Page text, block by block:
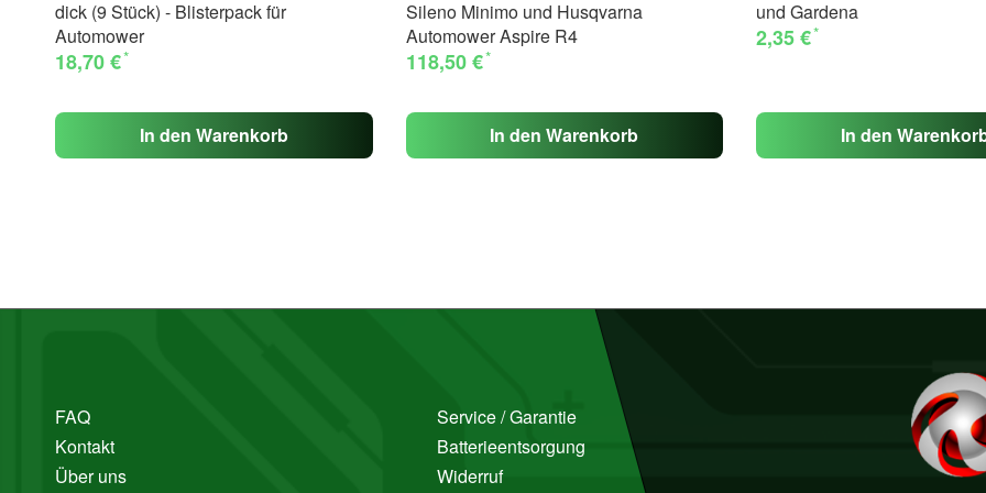
dick (9 Stück) - Blisterpack für
Automower
18,70 €*
In den Warenkorb
Sileno Minimo und Husqvarna
Automower Aspire R4
118,50 €*
In den Warenkorb
und Gardena
2,35 €*
In den
FAQ
Kontakt
Über uns
Service / Garantie
Batterieentsorgung
Widerruf